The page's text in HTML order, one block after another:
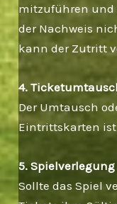
mitzuführen und
der Nachweis
kann der Zutritt
4.
Der Umtausch
Eintrittskarten
5.
Sollte das Spiel